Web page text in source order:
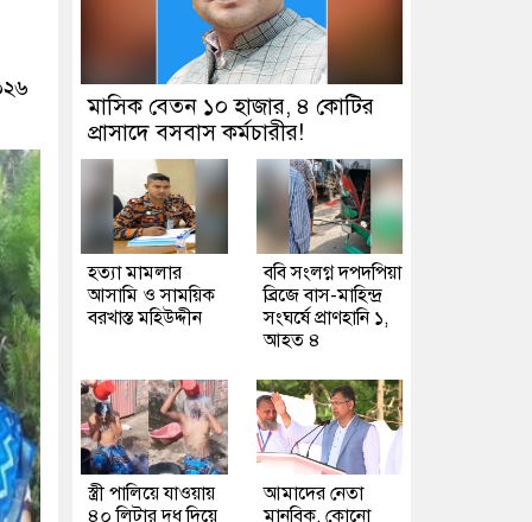
মাসিক বেতন ১০ হাজার, ৪ কোটির
প্রাসাদে বসবাস কর্মচারীর!
হত্যা মামলার
আসামি ও সাময়িক
বরখাস্ত মহিউদ্দীন
ববি সংলগ্ন দপদপিয়া
ব্রিজে বাস-মাহিন্দ্র
সংঘর্ষে প্রাণহানি ১,
আহত ৪
স্ত্রী পালিয়ে যাওয়ায়
৪০ লিটার দুধ দিয়ে
আমাদের নেতা
মানবিক, কোনো